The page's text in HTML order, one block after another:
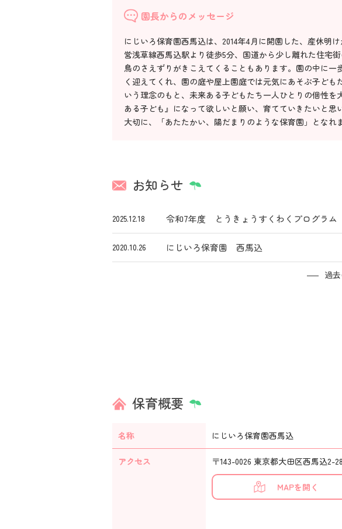
園長からのメッセージ
にじいろ保育園西馬込は、2014年4月に開園した、産休明
営浅草線西馬込駅より徒歩5分、国道から少し離れた住宅
鳥のさえずりがきこえてくることもあります。園の中に
く迎えてくれ、園の庭や屋上園庭では元気にあそぶ子ど
いう理念のもと、未来ある子どもたち一人ひとりの個性
ある子ども』になって欲しいと願い、育てていきたいと
大切に、「あたたかい、陽だまりのような保育園」となれ
お知らせ
2025.12.18 令和7年度 とうきょうすくわくプログラム
2020.10.26 にじいろ保育園 西馬込
過
保育概要
名称 にじいろ保育園西馬込
アクセス 〒143-0026 東京都大田区西馬込2-
MAPを開く